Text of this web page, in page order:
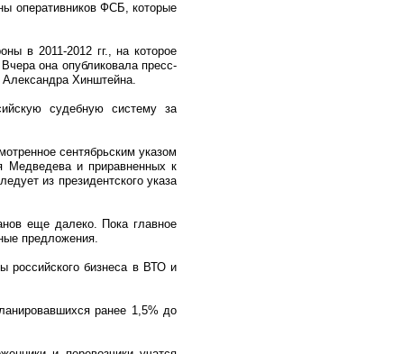
оперативников ФСБ, которые
в 2011-2012 гг., на которое
она опубликовала пресс-
Александра Хинштейна.
судебную систему за
сентябрьским указом
Медведева и приравненных к
из президентского указа
еще далеко. Пока главное
предложения.
российского бизнеса в ВТО и
ранее 1,5% до